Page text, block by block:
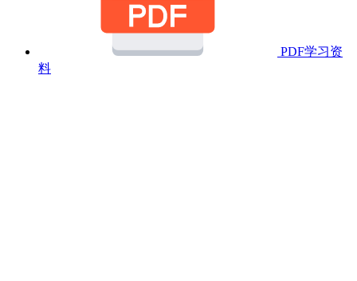
PDF学习资
料